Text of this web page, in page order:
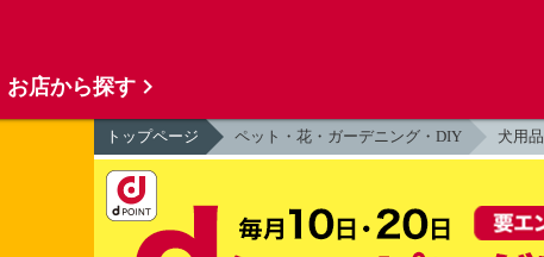
トップページ ペット・花・ガーデニング・DIY 犬用品
お店から探す